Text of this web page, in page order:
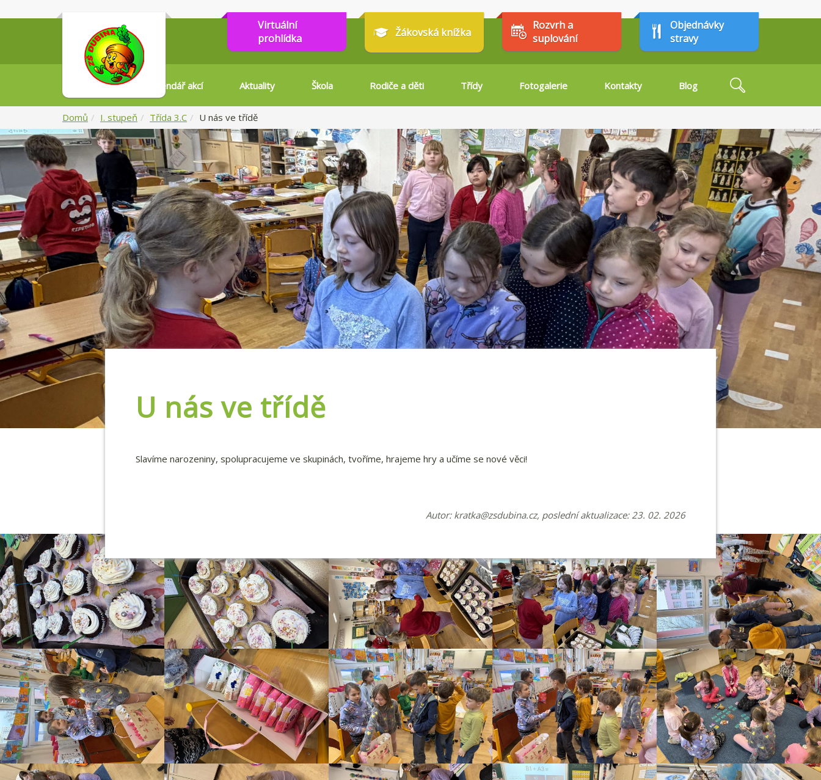
Virtuální
prohlídka
Žákovská knížka
Rozvrh a
suplování
Objednávky
stravy
Vyhledávání
Kalendář akcí
Aktuality Škola Rodiče a děti Třídy Fotogalerie Kontakty Blog
Domů I. stupeň Třída 3.C U nás ve třídě
U nás ve třídě
Slavíme narozeniny, spolupracujeme ve skupinách, tvoříme, hrajeme hry a učíme se nové věci!
Autor: kratka@zsdubina.cz, poslední aktualizace: 23. 02. 2026